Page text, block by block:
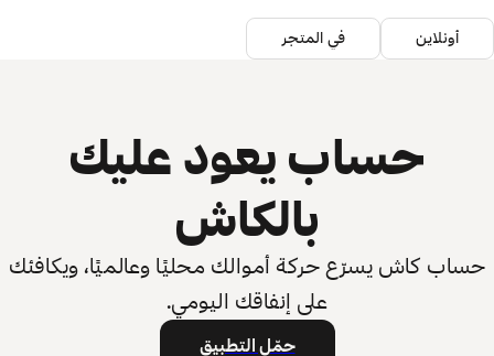
أونلاين في المتجر
حساب يعود عليك
بالكاش
حساب كاش يسرّع حركة أموالك محليًا وعالميًا، ويكافئك
على إنفاقك اليومي.
حمّل التطبيق